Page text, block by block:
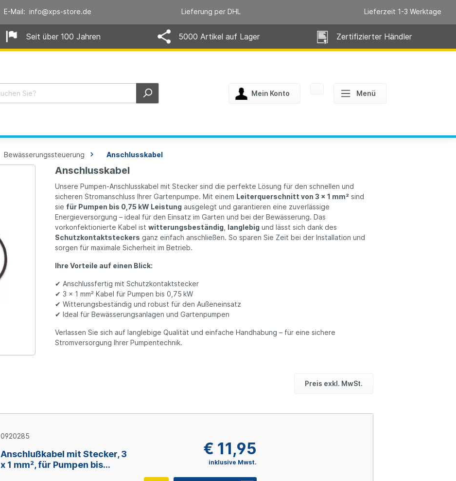
E-Mail: info@xps-store.de Lieferung per DHL Lieferzeit 1-3 Werktage
Seit über 100 Jahren 5000 Artikel auf Lager Zertifizierter Händler
Mein Konto Menü
Bewässerungssteuerung Anschlusskabel
Anschlusskabel
Unsere Pumpen-Anschlusskabel mit Stecker sind die perfekte Lösung für den schnellen und
sicheren Stromanschluss Ihrer Gartenpumpe. Mit einem Leiterquerschnitt von 3 x 1 mm² sind
sie für Pumpen bis 0,75 kW Leistung ausgelegt und garantieren eine zuverlässige
Energieversorgung – ideal für den Einsatz im Garten und bei der Bewässerung. Das
vorkonfektionierte Kabel istwitterungsbeständig langlebig und lässt sich dank des
Schutzkontaktsteckers ganz einfach anschließen. So sparen Sie Zeit bei der Installation und
sorgen für maximale Sicherheit im Betrieb.
Ihre Vorteile auf einen Blick:
✔ Anschlussfertig mit Schutzkontaktstecker
✔ 3 x 1 mm² Kabel für Pumpen bis 0,75 kW
✔ Witterungsbeständig und robust für den Außeneinsatz
✔ Ideal für Bewässerungsanlagen und Gartenpumpen
Verlassen Sie sich auf langlebige Qualität und einfache Handhabung – für eine sichere
Stromversorgung Ihrer Pumpentechnik.
Preis exkl. MwSt.
0920285
Anschlußkabel mit Stecker, 3
x 1 mm², für Pumpen bis
€ 11,95
inklusive Mwst.